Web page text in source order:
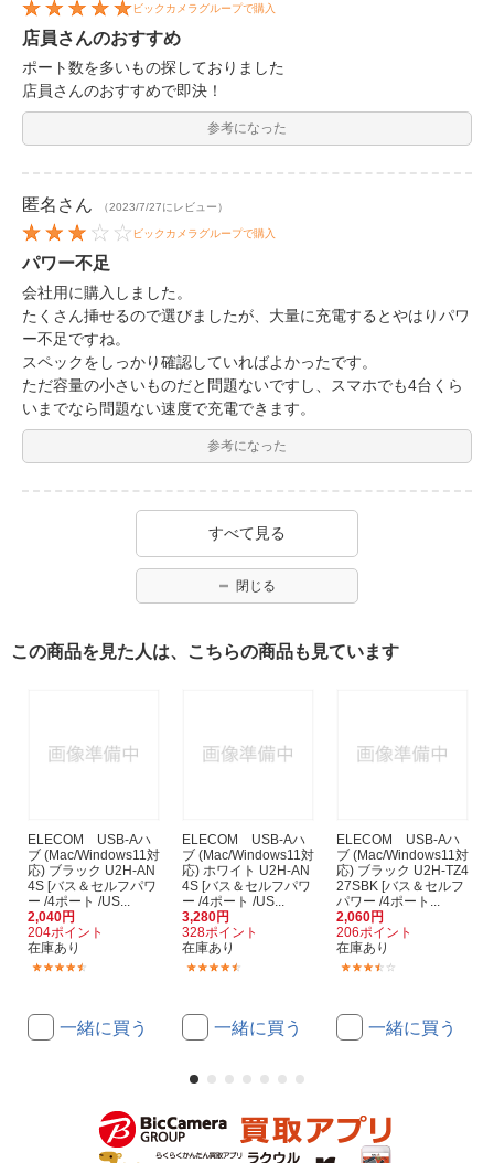
ビックカメラグループで購入
店員さんのおすすめ
ポート数を多いもの探しておりました
店員さんのおすすめで即決！
参考になった
匿名 さん （2023/7/27にレビュー）
ビックカメラグループで購入
パワー不足
会社用に購入しました。
たくさん挿せるので選びましたが、大量に充電するとやはりパワ
ー不足ですね。
スペックをしっかり確認していればよかったです。
ただ容量の小さいものだと問題ないですし、スマホでも4台くら
いまでなら問題ない速度で充電できます。
参考になった
すべて見る
閉じる
この商品を見た人は、こちらの商品も見ています
ELECOM USB-Aハ
ブ (Mac/Windows11対
応) ブラック U2H-AN
4S [バス＆セルフパワ
ー /4ポート /US...
2,040円
204ポイント
在庫あり
一緒に買う
ELECOM USB-Aハ
ブ (Mac/Windows11対
応) ホワイト U2H-AN
4S [バス＆セルフパワ
ー /4ポート /US...
3,280円
328ポイント
在庫あり
一緒に買う
ELECOM USB-Aハ
ブ (Mac/Windows11対
応) ブラック U2H-TZ4
27SBK [バス＆セルフ
パワー /4ポート...
2,060円
206ポイント
在庫あり
一緒に買う